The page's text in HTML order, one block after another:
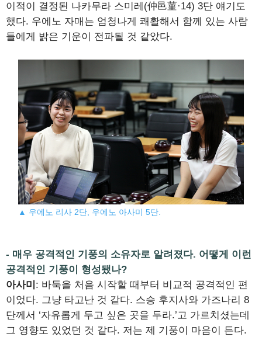
이적이 결정된 나카무라 스미레(仲邑菫·14) 3단 얘기도
했다. 우에노 자매는 엄청나게 쾌활해서 함께 있는 사람
들에게 밝은 기운이 전파될 것 같았다.
▲ 우에노 리사 2단, 우에노 아사미 5단.
- 매우 공격적인 기풍의 소유자로 알려졌다. 어떻게 이런
공격적인 기풍이 형성됐나?
아사미 : 바둑을 처음 시작할 때부터 비교적 공격적인 편
이었다. 그냥 타고난 것 같다. 스승 후지사와 가즈나리 8
단께서 ‘자유롭게 두고 싶은 곳을 두라.’고 가르치셨는데
그 영향도 있었던 것 같다. 저는 제 기풍이 마음이 든다.